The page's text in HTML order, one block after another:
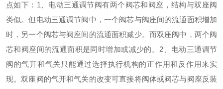
点如下： 1、电动三通调节阀有两个阀芯和阀座，结构与双座阀
类似。但电动三通调节阀中，一个阀芯与阀座间的流通面积增加
时，另一个阀芯与阀座间的流通面积减少。而双座阀中，两个阀
芯和阀座间的流通面积是同时增加或减少的。 2、电动三通调节
阀的气开和气关只能通过选择执行机构的正作用和反作用来实
现。双座阀的气开和气关的改变可直接将阀体或阀芯与阀座反装